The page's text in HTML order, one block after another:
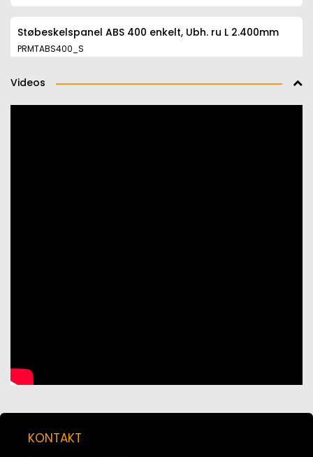
Støbeskelspanel ABS 400 enkelt, Ubh. ru L 2.400mm
PRMTABS400_S
Videos
KONTAKT